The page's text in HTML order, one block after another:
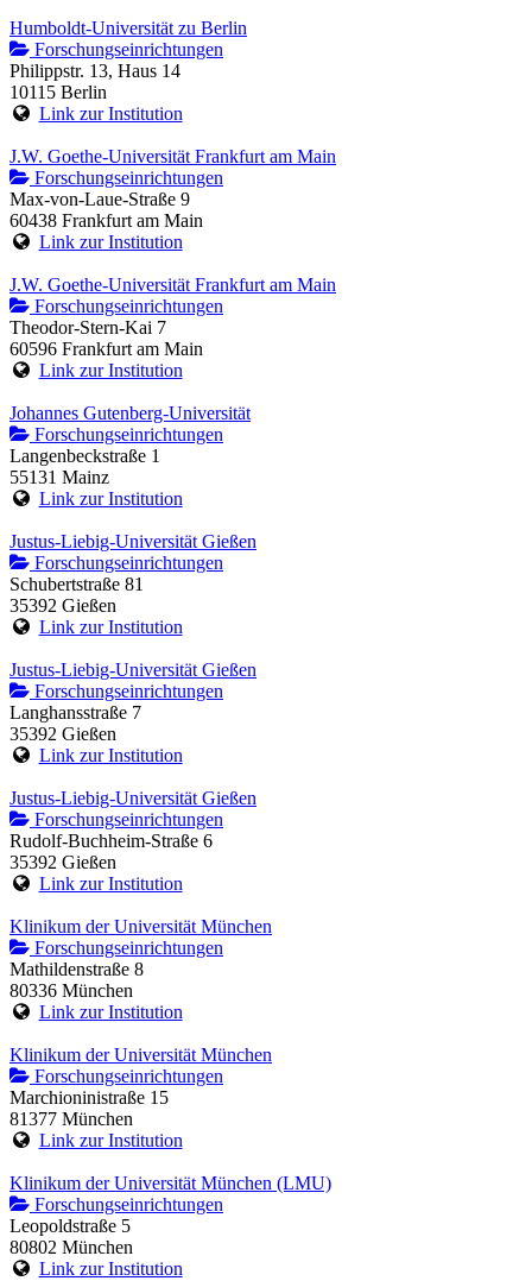
Humboldt-Universität zu Berlin
Forschungseinrichtungen
Philippstr. 13, Haus 14
10115 Berlin
Link zur Institution
J.W. Goethe-Universität Frankfurt am Main
Forschungseinrichtungen
Max-von-Laue-Straße 9
60438 Frankfurt am Main
Link zur Institution
J.W. Goethe-Universität Frankfurt am Main
Forschungseinrichtungen
Theodor-Stern-Kai 7
60596 Frankfurt am Main
Link zur Institution
Johannes Gutenberg-Universität
Forschungseinrichtungen
Langenbeckstraße 1
55131 Mainz
Link zur Institution
Justus-Liebig-Universität Gießen
Forschungseinrichtungen
Schubertstraße 81
35392 Gießen
Link zur Institution
Justus-Liebig-Universität Gießen
Forschungseinrichtungen
Langhansstraße 7
35392 Gießen
Link zur Institution
Justus-Liebig-Universität Gießen
Forschungseinrichtungen
Rudolf-Buchheim-Straße 6
35392 Gießen
Link zur Institution
Klinikum der Universität München
Forschungseinrichtungen
Mathildenstraße 8
80336 München
Link zur Institution
Klinikum der Universität München
Forschungseinrichtungen
Marchioninistraße 15
81377 München
Link zur Institution
Klinikum der Universität München (LMU)
Forschungseinrichtungen
Leopoldstraße 5
80802 München
Link zur Institution